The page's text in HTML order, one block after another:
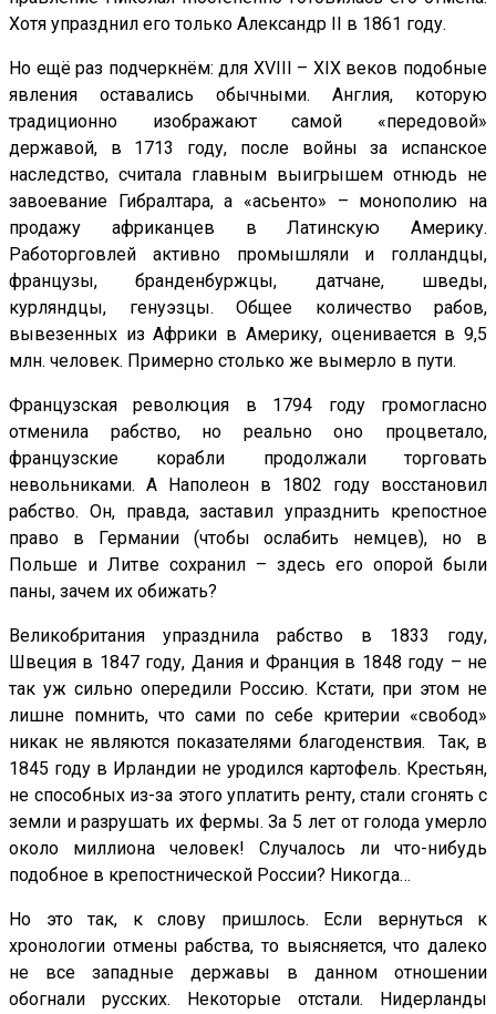
Хотя упразднил его только Александр
в 1861 году.
Но ещё раз подчеркнём: для XVIII – XIXвеков подобные
явления оставались обычными. Англия, которую
традиционно изображают самой «передовой»
державой, в 1713 году, после войны за испанское
наследство, считала главным выигрышем отнюдь не
завоевание Гибралтара, а «асьенто» – монополию на
продажу африканцев в Латинскую Америку.
Работорговлей активно промышляли и голландцы,
французы, бранденбуржцы, датчане, шведы,
курляндцы, генуэзцы. Общее количество рабов,
вывезенных из Африки в Америку, оценивается в 9,5
млн. человек. Примерно столько же вымерло в пути.
Французская революция в 1794 году громогласно
отменила рабство, но реально оно процветало,
французские корабли продолжали торговать
невольниками. А Наполеон в 1802 году восстановил
рабство. Он, правда, заставил упразднить крепостное
право в Германии (чтобы ослабить немцев), но в
Польше и Литве сохранил – здесь его опорой были
паны, зачем их обижать?
Великобритания упразднила рабство в 1833 году,
Швеция в 1847 году, Дания и Франция в 1848 году – не
так уж сильно опередили Россию. Кстати, при этом не
лишне помнить, что сами по себе критерии «свобод»
никак не являются показателями благоденствия. Так, в
1845 году в Ирландии не уродился картофель. Крестьян,
не способных из-за этого уплатить ренту, стали сгонять с
земли и разрушать их фермы. За 5 лет от голода умерло
около миллиона человек! Случалось ли что-нибудь
подобное в крепостнической России? Никогда…
Но это так, к слову пришлось. Если вернуться к
хронологии отмены рабства, то выясняется, что далеко
не все западные державы в данном отношении
обогнали русских. Некоторые отстали. Нидерланды